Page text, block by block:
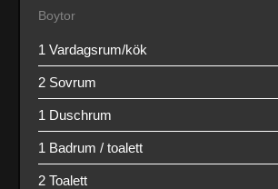
Boytor
1 Vardagsrum/kök
2 Sovrum
1 Duschrum
1 Badrum / toalett
2 Toalett